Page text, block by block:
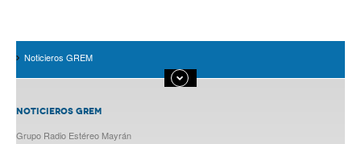
Noticieros GREM
NOTICIEROS GREM
Grupo Radio Estéreo Mayrán